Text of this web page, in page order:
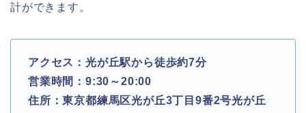
計ができます。
アクセス：光が丘駅から徒歩約7分
営業時間：9:30～20:00
住所：東京都練馬区光が丘3丁目9番2号光が丘